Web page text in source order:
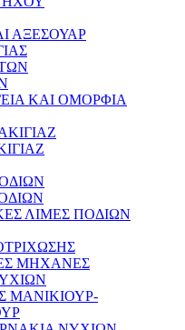
ΑΞΕΣΟΥΑΡ
ΚΑΙ ΟΜΟΡΦΙΑ
ΛΙΜΕΣ ΠΟΔΙΩΝ
ΜΗΧΑΝΕΣ
ΜΑΝΙΚΙΟΥΡ-